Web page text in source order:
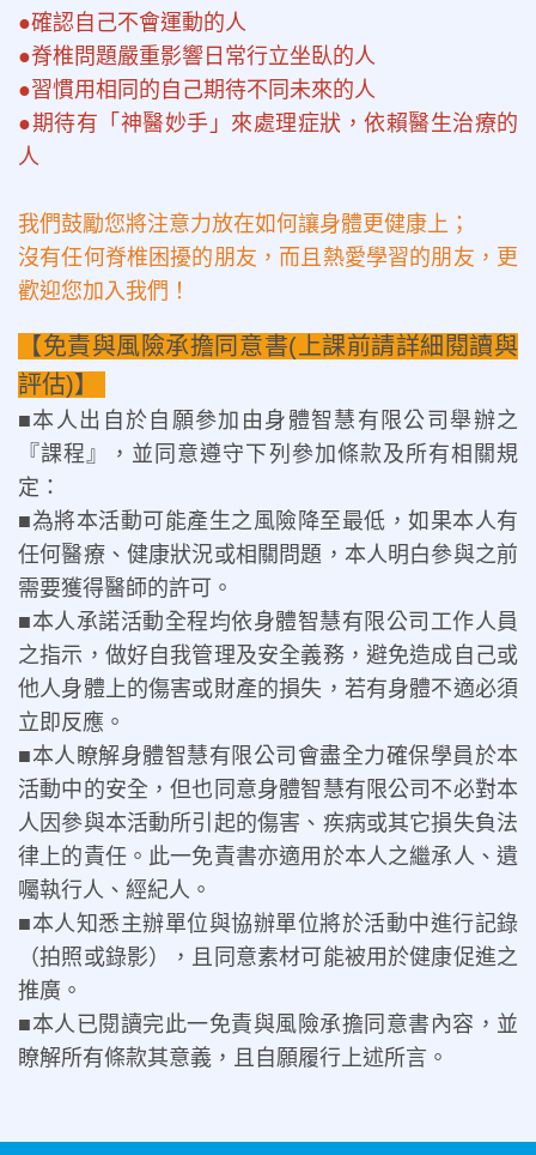
●確認自己不會運動的人
●脊椎問題嚴重影響日常行立坐臥的人
●習慣用相同的自己期待不同未來的人
●期待有「神醫妙手」來處理症狀，依賴醫生治療的
人
我們鼓勵您將注意力放在如何讓身體更健康上；
沒有任何脊椎困擾的朋友，而且熱愛學習的朋友，更
歡迎您加入我們！
【免責與風險承擔同意書(上課前請詳細閱讀與
評估)】
■本人出自於自願參加由身體智慧有限公司舉辦之
『課程』，並同意遵守下列參加條款及所有相關規
定：
■為將本活動可能產生之風險降至最低，如果本人有
任何醫療、健康狀況或相關問題，本人明白參與之前
需要獲得醫師的許可。
■本人承諾活動全程均依身體智慧有限公司工作人員
之指示，做好自我管理及安全義務，避免造成自己或
他人身體上的傷害或財產的損失，若有身體不適必須
立即反應。
■本人瞭解身體智慧有限公司會盡全力確保學員於本
活動中的安全，但也同意身體智慧有限公司不必對本
人因參與本活動所引起的傷害、疾病或其它損失負法
律上的責任。此一免責書亦適用於本人之繼承人、遺
囑執行人、經紀人。
■本人知悉主辦單位與協辦單位將於活動中進行記錄
（拍照或錄影），且同意素材可能被用於健康促進之
推廣。
■本人已閱讀完此一免責與風險承擔同意書內容，並
瞭解所有條款其意義，且自願履行上述所言。